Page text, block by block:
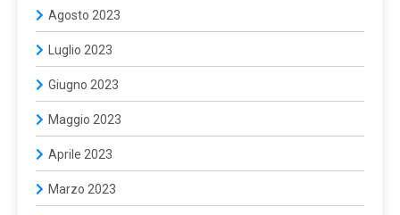
Agosto 2023
Luglio 2023
Giugno 2023
Maggio 2023
Aprile 2023
Marzo 2023